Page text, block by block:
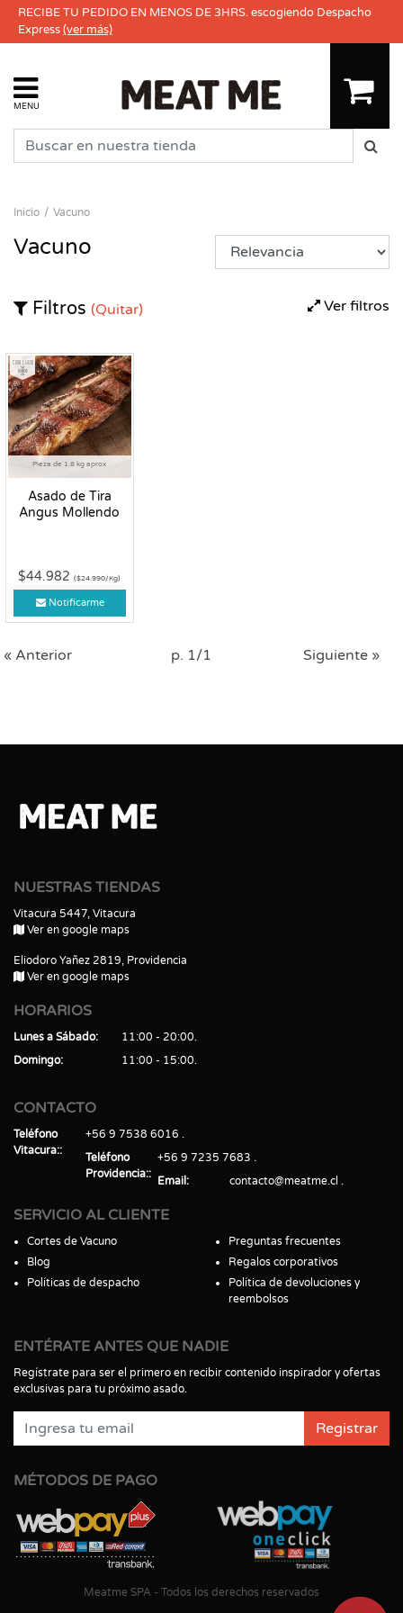
RECIBE TU PEDIDO EN MENOS DE 3HRS. escogiendo Despacho
Express(ver más)
MENU
Inicio Vacuno
Vacuno
Ver filtros
Filtros (Quitar)
Pieza de 1.8 kg aprox
Asado de Tira
Angus Mollendo
Congelado
$44.982($24.990/Kg)
Notificarme
« Anterior p. 1/1 Siguiente »
NUESTRAS TIENDAS
Vitacura 5447, Vitacura
Ver en google maps
Eliodoro Yañez 2819, Providencia
Ver en google maps
HORARIOS
Lunes a Sábado
11:00 - 20:00
Domingo
11:00 - 15:00
CONTACTO
Teléfono
Vitacura:
+56 9 7538 6016
Teléfono
Providencia:
+56 9 7235 7683
Email
contacto@meatme.cl
SERVICIO AL CLIENTE
Cortes de Vacuno
Blog
Políticas de despacho
Preguntas frecuentes
Regalos corporativos
Política de devoluciones y
reembolsos
ENTÉRATE ANTES QUE NADIE
Regístrate para ser el primero en recibir contenido inspirador y ofertas
exclusivas para tu próximo asado.
Registrar
MÉTODOS DE PAGO
Meatme SPA - Todos los derechos reservados